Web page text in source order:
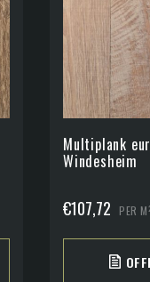
Multiplank
Windesheim
€107,72 PER M